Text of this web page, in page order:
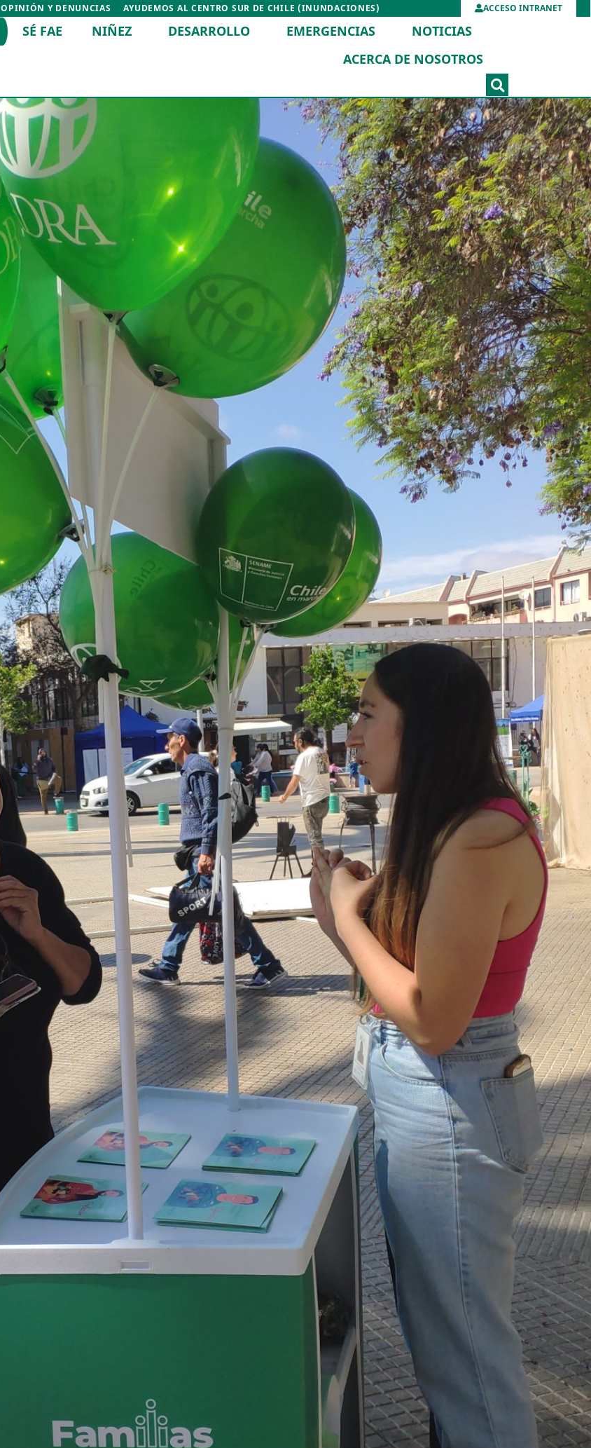
OPINIÓN Y DENUNCIAS AYUDEMOS AL CENTRO SUR DE CHILE (INUNDACIONES) ACCESO INTRANET
SÉ FAE NIÑEZ DESARROLLO EMERGENCIAS
NOTICIAS
ACERCA DE NOSOTROS